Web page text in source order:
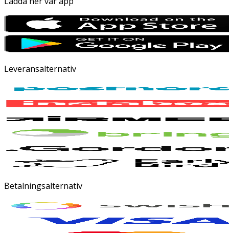
Leveransalternativ
Betalningsalternativ